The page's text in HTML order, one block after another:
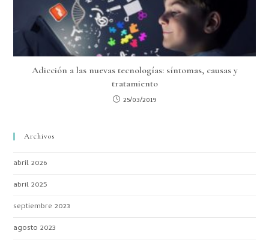
Adicción a las nuevas tecnologías: síntomas, causas y
tratamiento
25/03/2019
Archivos
abril 2026
abril 2025
septiembre 2023
agosto 2023